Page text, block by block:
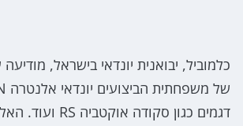
כלמוביל, יבואנית יונדאי בישראל,